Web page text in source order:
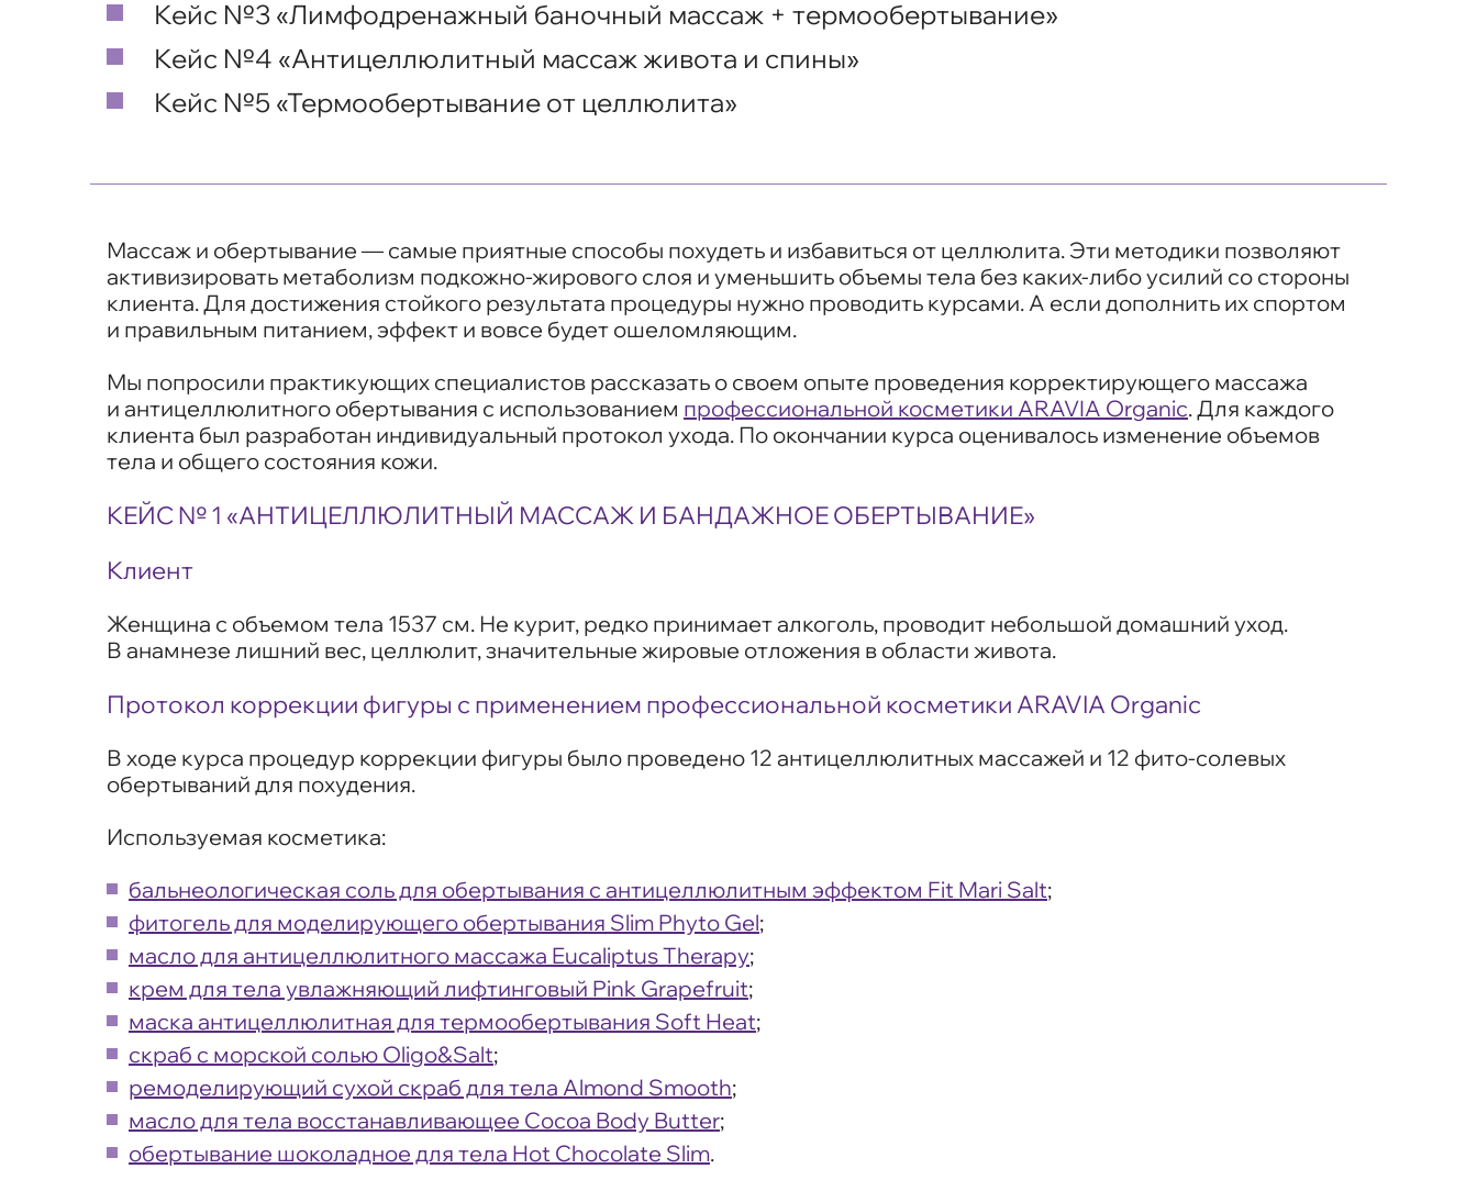
Кейс №3 «Лимфодренажный баночный массаж + термообертывание»
Кейс №4 «Антицеллюлитный массаж живота и спины»
Кейс №5 «Термообертывание от целлюлита»
Массаж и обертывание — самые приятные способы похудеть и избавиться от целлюлита. Эти методики позволяют
активизировать метаболизм подкожно-жирового слоя и уменьшить объемы тела без каких-либо усилий со стороны
клиента. Для достижения стойкого результата процедуры нужно проводить курсами. А если дополнить их спортом
и правильным питанием, эффект и вовсе будет ошеломляющим.
Мы попросили практикующих специалистов рассказать о своем опыте проведения корректирующего массажа
и антицеллюлитного обертывания с использованием профессиональной косметики ARAVIA Organic. Для каждого
клиента был разработан индивидуальный протокол ухода. По окончании курса оценивалось изменение объемов
тела и общего состояния кожи.
КЕЙС № 1 «АНТИЦЕЛЛЮЛИТНЫЙ МАССАЖ И БАНДАЖНОЕ ОБЕРТЫВАНИЕ»
Клиент
Женщина с объемом тела 1537 см. Не курит, редко принимает алкоголь, проводит небольшой домашний уход.
В анамнезе лишний вес, целлюлит, значительные жировые отложения в области живота.
Протокол коррекции фигуры с применением профессиональной косметики ARAVIA Organic
В ходе курса процедур коррекции фигуры было проведено 12 антицеллюлитных массажей и 12 фито-солевых
обертываний для похудения.
Используемая косметика:
бальнеологическая соль для обертывания с антицеллюлитным эффектом Fit Mari Salt;
фитогель для моделирующего обертывания Slim Phyto Gel;
масло для антицеллюлитного массажа Eucaliptus Therapy;
крем для тела увлажняющий лифтинговый Pink Grapefruit;
маска антицеллюлитная для термообертывания Soft Heat;
скраб с морской солью Oligo&Salt;
ремоделирующий сухой скраб для тела Almond Smooth;
масло для тела восстанавливающее Cocoa Body Butter;
обертывание шоколадное для тела Hot Chocolate Slim.